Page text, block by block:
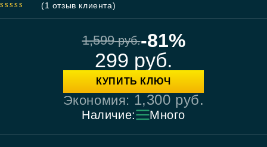
(1 отзыв клиента)
1,599руб.-81%
299 руб.
КУПИТЬ КЛЮЧ
Экономия: 1,300 руб.
Наличие: Много